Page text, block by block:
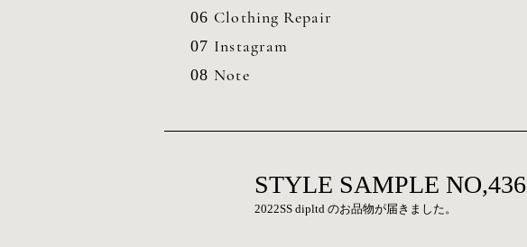
06 Clothing Repair
07 Instagram
08 Note
STYLE SAMPLE NO,436
2022SS dipltd のお品物が届きました。